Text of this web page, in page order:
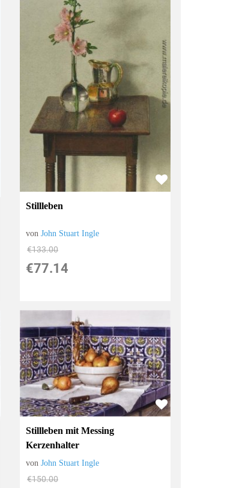
Stillleben
vonJohn Stuart Ingle
€133.00
€77.14
Stillleben mit Messing
Kerzenhalter
vonJohn Stuart Ingle
€150.00